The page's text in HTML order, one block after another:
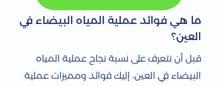
ما هي فوائد عملية المياه البيضاء في
العين؟
قبل أن نتعرف على نسبة نجاح عملية المياه
البيضاء في العين، إليك فوائد ومميزات عملية